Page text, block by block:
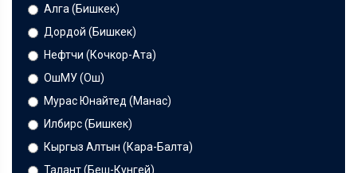
Алга (Бишкек)
Дордой (Бишкек)
Нефтчи (Кочкор-Ата)
ОшМУ (Ош)
Мурас Юнайтед (Манас)
Илбирс (Бишкек)
Кыргыз Алтын (Кара-Балта)
Талант (Беш-Кунгей)